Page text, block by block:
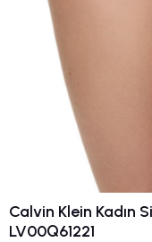
Calvin Klein Kadın
LV00Q61221